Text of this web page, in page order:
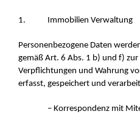
1. Immobilien Verwaltung
Personenbezogene Daten
gemäß Art. 6 Abs. 1 b) und f)
Verpflichtungen und Wahrung
erfasst, gespeichert und
– Korrespondenz mit